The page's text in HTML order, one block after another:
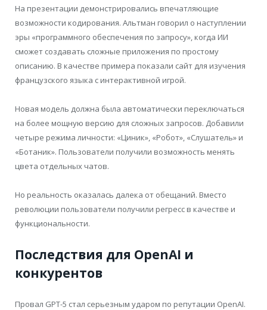
На презентации демонстрировались впечатляющие
возможности кодирования. Альтман говорил о наступлении
эры «программного обеспечения по запросу», когда ИИ
сможет создавать сложные приложения по простому
описанию. В качестве примера показали сайт для изучения
французского языка с интерактивной игрой.
Новая модель должна была автоматически переключаться
на более мощную версию для сложных запросов. Добавили
четыре режима личности: «Циник», «Робот», «Слушатель» и
«Ботаник». Пользователи получили возможность менять
цвета отдельных чатов.
Но реальность оказалась далека от обещаний. Вместо
революции пользователи получили регресс в качестве и
функциональности.
Последствия для OpenAI и
конкурентов
Провал GPT-5 стал серьезным ударом по репутации OpenAI.